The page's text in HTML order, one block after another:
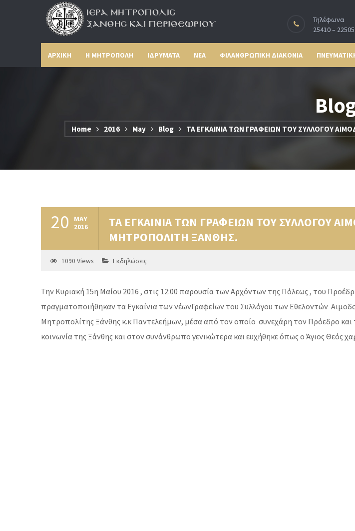
Τηλέφωνα
25410 –
ΑΡΧΙΚΗ Η ΜΗΤΡΟΠΟΛΗ ΙΔΡΥΜΑΤΑ ΝΕΑ ΦΙΛΑΝΘΡΩΠΙΚΗ ΔΙΑΚΟΝΙΑ
Home 2016 May Blog ΤΑ ΕΓΚΑΙΝΙΑ ΤΩΝ ΓΡΑΦΕΙΩΝ ΤΟΥ ΣΥΛΛΟΓΟΥ
20 MAY
2016
ΤΑ ΕΓΚΑΙΝΙΑ ΤΩΝ ΓΡΑΦΕΙΩΝ ΤΟΥ ΣΥΛΛΟΓΟΥ
ΜΗΤΡΟΠΟΛΙΤΗ ΞΑΝΘΗΣ.
1090 Views Εκδηλώσεις
Την Κυριακή 15η Μαίου 2016 , στις 12:00 παρουσία των Αρχόντων της Πόλεως , του
πραγματοποιήθηκαν τα Εγκαίνια των νέωνΓραφείων του Συλλόγου των Εθελοντών
Μητροπολίτης Ξάνθης κ.κ Παντελεήμων, μέσα από τον οποίο συνεχάρη τον Πρόεδρο και
κοινωνία της Ξάνθης και στον συνάνθρωπο γενικώτερα και ευχήθηκε όπως ο Άγιος Θεός